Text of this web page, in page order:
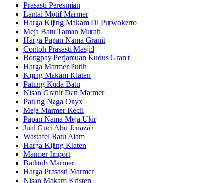
Prasasti Peresmian
Lantai Motif Marmer
Harga Kijing Makam Di Purwokerto
Meja Batu Taman Murah
Harga Papan Nama Granit
Contoh Prasasti Masjid
Bongpay Perjamuan Kudus Granit
Harga Marmer Putih
Kijing Makam Klaten
Patung Kuda Batu
Nisan Granit Dan Marmer
Patung Naga Onyx
Meja Marmer Kecil
Papan Nama Meja Ukir
Jual Guci Abu Jenazah
Wastafel Batu Alam
Harga Kijing Klaten
Marmer Import
Bathtub Marmer
Harga Prasasti Marmer
Nisan Makam Kristen